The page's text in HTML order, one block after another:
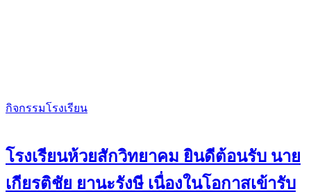
กิจกรรมโรงเรียน
โรงเรียนห้วยสักวิทยาคม ยินดีต้อนรับ นาย
เกียรติชัย ยานะรังษี เนื่องในโอกาสเข้ารับ